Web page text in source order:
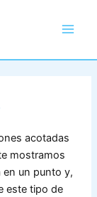
acotadas
mostramos
en un punto y,
este tipo de